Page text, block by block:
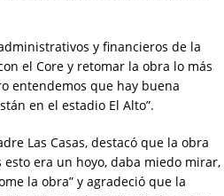
y financieros de la
el Core y retomar la obra lo más
entendemos que hay buena
en el estadio El Alto”.
Las Casas, destacó que la obra
era un hoyo, daba miedo mirar,
la obra” y agradeció que la